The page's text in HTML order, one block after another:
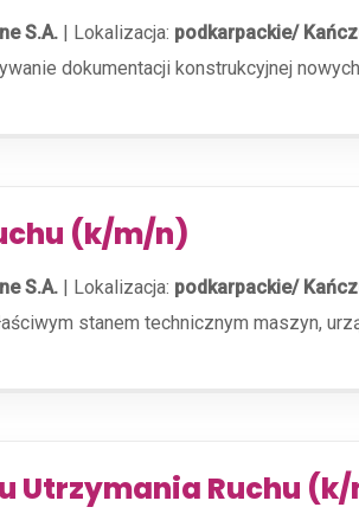
S.A. | Lokalizacja: podkarpackie/
dokumentacji konstrukcyjnej
(k/m/n)
S.A. | Lokalizacja: podkarpackie/
stanem technicznym maszyn,
Utrzymania Ruchu